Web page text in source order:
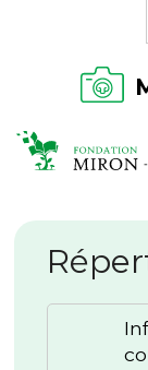
LA
NOUVELLES
RÉPERTOIRE